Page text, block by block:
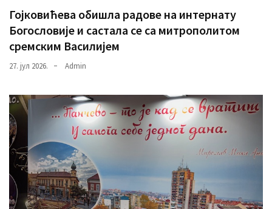
Гојковићева обишла радове на интернату
Богословије и састала се са митрополитом
сремским Василијем
27. јул 2026. Admin